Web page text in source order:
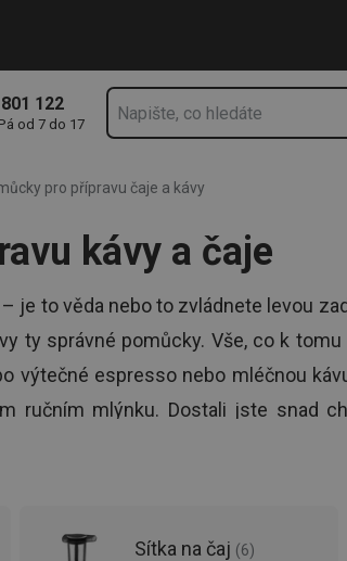
122
od 7 do 17
pro přípravu čaje a kávy
kávy a čaje
je to věda nebo to zvládnete levou
ty správné pomůcky. Vše, co k
výtečné espresso nebo mléčnou
ručním mlýnku. Dostali jste snad
Sítka na čaj (6)